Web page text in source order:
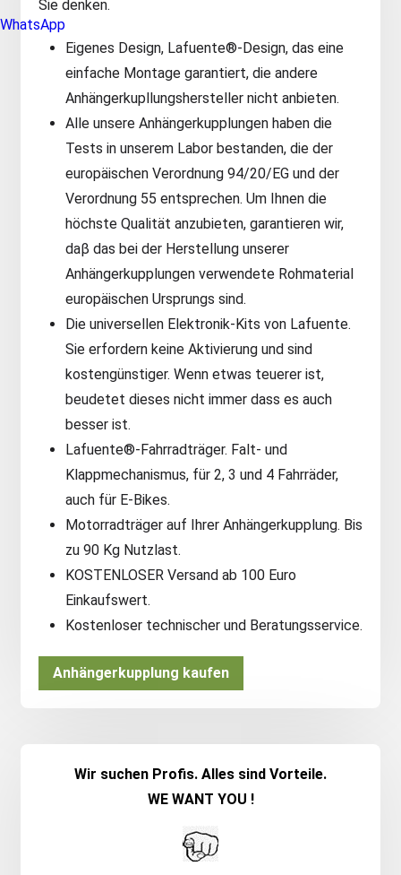
Sie denken.
Eigenes Design, Lafuente®-Design, das eine
einfache Montage garantiert, die andere
Anhängerkupllungshersteller nicht anbieten.
Alle unsere Anhängerkupplungen haben die
Tests in unserem Labor bestanden, die der
europäischen Verordnung 94/20/EG und der
Verordnung 55 entsprechen. Um Ihnen die
höchste Qualität anzubieten, garantieren wir,
daβ das bei der Herstellung unserer
Anhängerkupplungen verwendete Rohmaterial
europäischen Ursprungs sind.
Die universellen Elektronik-Kits von Lafuente.
Sie erfordern keine Aktivierung und sind
kostengünstiger. Wenn etwas teuerer ist,
beudetet dieses nicht immer dass es auch
besser ist.
Lafuente®-Fahrradträger. Falt- und
Klappmechanismus, für 2, 3 und 4 Fahrräder,
auch für E-Bikes.
Motorradträger auf Ihrer Anhängerkupplung. Bis
zu 90 Kg Nutzlast.
KOSTENLOSER Versand ab 100 Euro
Einkaufswert.
Kostenloser technischer und Beratungsservice.
Anhängerkupplung kaufen
Wir suchen Profis. Alles sind Vorteile.
WE WANT YOU !
WhatsApp